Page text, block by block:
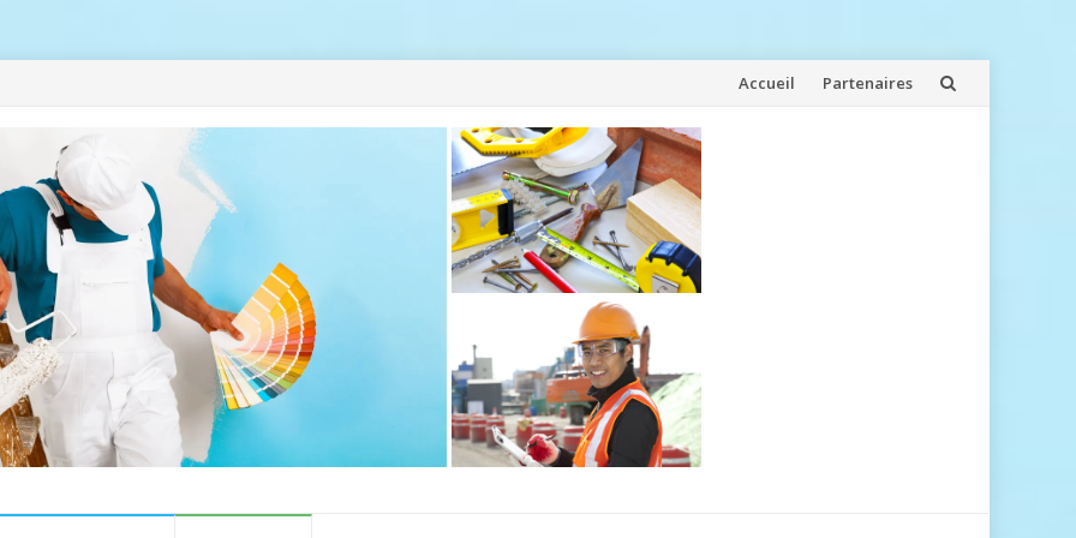
Aller
Accueil Partenaires